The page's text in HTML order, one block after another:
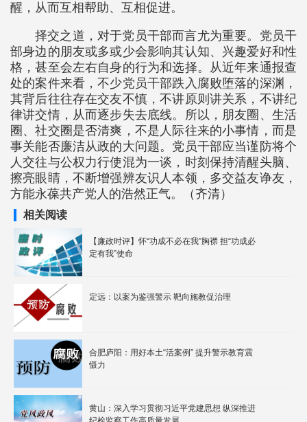
醒，从而互相帮助、互相促进。
择交之道，对于党员干部而言尤为重要。党员干
部身边的朋友或多或少会影响其认知、兴趣爱好和性
格，甚至会左右自身的行为和选择。从近年来通报查
处的案件来看，不少党员干部跌入腐败堕落的深渊，
其背后往往存在交友不慎，不讲原则讲关系，不讲纪
律讲交情，从而逐步失去底线。所以，朋友圈、生活
圈、社交圈是否清爽，不是人际往来的小事情，而是
事关能否廉洁从政的大问题。党员干部应当谨防将个
人交往与公权力行使混为一谈，时刻保持清醒头脑、
擦亮眼睛，不断增强辨友识人本领，多交益友诤友，
方能永葆共产党人的浩然正气。（齐清）
相关阅读
【廉政时评】怀“功成不必在我”胸襟 担“功成必
定有我”使命
定远：以案为鉴强警示 靶向施教促治理
合肥庐阳：用好本土“活案例” 提升警示教育震
慑力
黄山：深入学习贯彻习近平党建思想 纵深推进